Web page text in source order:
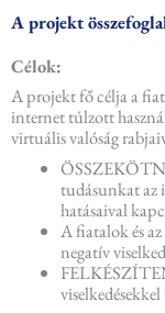
A projekt
Célok:
A projekt fő célja a
internet túlzott
virtuális valóság
tudásunkat az
hatásaival
A fiatalok és
negatív
viselkedésekkel